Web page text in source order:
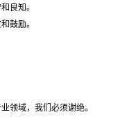
良知。
鼓励。
领域，我们必须谢绝。